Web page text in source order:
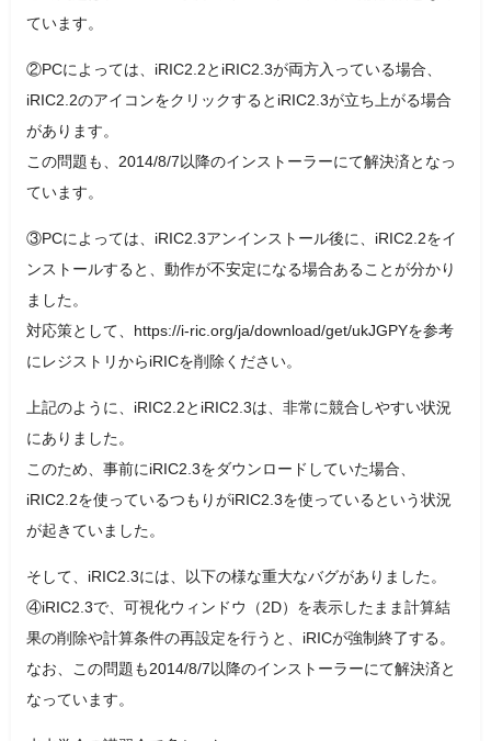
ています。
②PCによっては、iRIC2.2とiRIC2.3が両方入っている場合、
iRIC2.2のアイコンをクリックするとiRIC2.3が立ち上がる場合
があります。
この問題も、2014/8/7以降のインストーラーにて解決済となっ
ています。
③PCによっては、iRIC2.3アンインストール後に、iRIC2.2をイ
ンストールすると、動作が不安定になる場合あることが分かり
ました。
対応策として、https://i-ric.org/ja/download/get/ukJGPYを参考
にレジストリからiRICを削除ください。
上記のように、iRIC2.2とiRIC2.3は、非常に競合しやすい状況
にありました。
このため、事前にiRIC2.3をダウンロードしていた場合、
iRIC2.2を使っているつもりがiRIC2.3を使っているという状況
が起きていました。
そして、iRIC2.3には、以下の様な重大なバグがありました。
④iRIC2.3で、可視化ウィンドウ（2D）を表示したまま計算結
果の削除や計算条件の再設定を行うと、iRICが強制終了する。
なお、この問題も2014/8/7以降のインストーラーにて解決済と
なっています。